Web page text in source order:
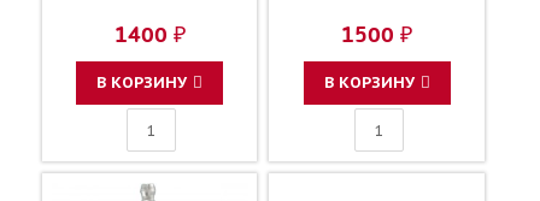
1400 ₽
В КОРЗИНУ
1500 ₽
В КОРЗИНУ